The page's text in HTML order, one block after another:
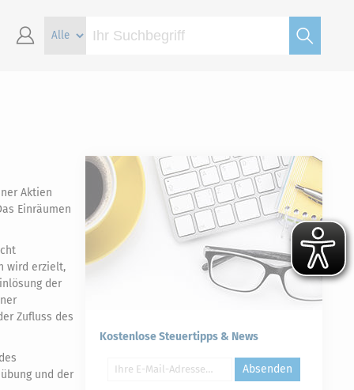
Aktien
Einräumen
wird erzielt,
der
Zufluss des
und der
Kostenlose Steuertipps & News
Absenden